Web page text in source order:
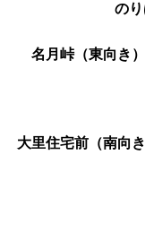
の
名月峠（東向き）
大里住宅前（南向き